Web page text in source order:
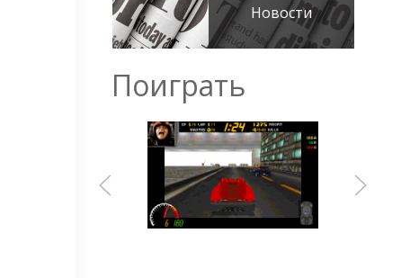
Новости
Поиграть